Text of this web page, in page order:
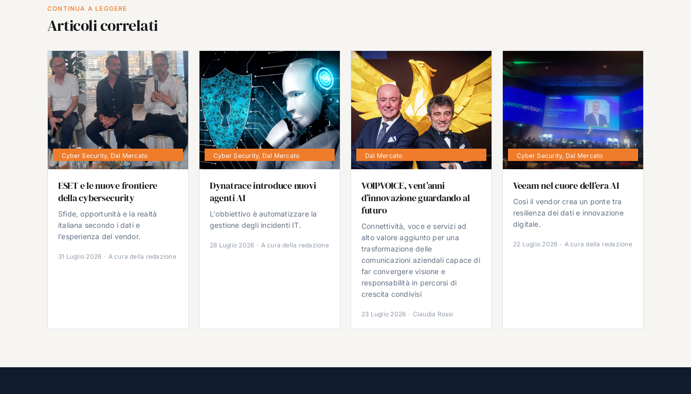
CONTINUA A LEGGERE
Articoli correlati
Cyber Security, Dal Mercato
ESET e le nuove frontiere
della cybersecurity
Sfide, opportunità e la realtà
italiana secondo i dati e
l’esperienza del vendor.
31 Luglio 2026 · A cura della redazione
Cyber Security, Dal Mercato
Dynatrace introduce nuovi
agenti AI
L'obbiettivo è automatizzare la
gestione degli incidenti IT.
28 Luglio 2026 · A cura della redazione
Dal Mercato
VOIPVOICE, vent’anni
d’innovazione guardando al
futuro
Connettività, voce e servizi ad
alto valore aggiunto per una
trasformazione delle
comunicazioni aziendali capace di
far convergere visione e
responsabilità in percorsi di
crescita condivisi
23 Luglio 2026 · Claudia Rossi
Cyber Security, Dal Mercato
Veeam nel cuore dell’era AI
Così il vendor crea un ponte tra
resilienza dei dati e innovazione
digitale.
22 Luglio 2026 · A cura della redazione